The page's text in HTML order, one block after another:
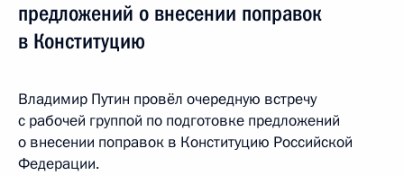
предложений о внесении поправок
в Конституцию
Владимир Путин провёл очередную встречу
с рабочей группой по подготовке предложений
о внесении поправок в Конституцию Российской
Федерации.